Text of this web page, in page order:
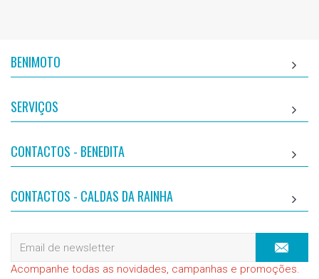
BENIMOTO
SERVIÇOS
CONTACTOS - BENEDITA
CONTACTOS - CALDAS DA RAINHA
Acompanhe todas as novidades, campanhas e promoções.